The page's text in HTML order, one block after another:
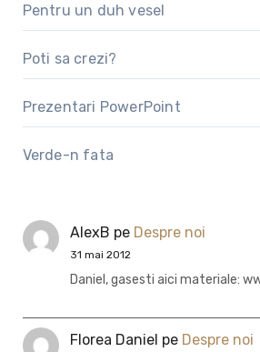
Pentru un duh vesel
Poti sa crezi?
Prezentari PowerPoint
Verde-n fata
AlexB pe Despre noi
31 mai 2012
Daniel, gasesti aici materiale:
Florea Daniel pe Despre noi